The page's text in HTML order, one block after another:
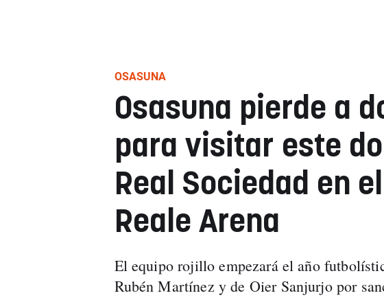
OSASUNA
Osasuna pierde a
para visitar este
Real Sociedad en
Reale Arena
El equipo rojillo empezará el año
Rubén Martínez y de Oier Sanjurjo por